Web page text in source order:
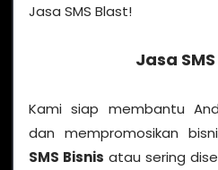
Jasa SMS Blast!
Jasa
Kami siap membantu
dan mempromosikan
SMS Bisnis atau sering